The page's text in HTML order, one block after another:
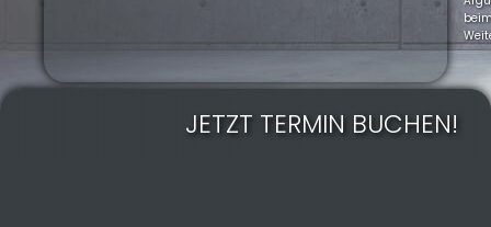
JETZT TERMIN BUCHEN!